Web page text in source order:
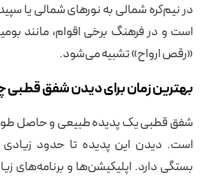
در نیم‌کره شمالی به نورهای شمالی یا
است و در فرهنگ برخی اقوام، مانند
«رقص ارواح» تشبیه می‌شود.
بهترین زمان برای دیدن شفق قطبی
شفق قطبی یک پدیده طبیعی و حاصل
است. دیدن این پدیده تا حدود
بستگی دارد. اپلیکیشن‌ها و برنامه‌های